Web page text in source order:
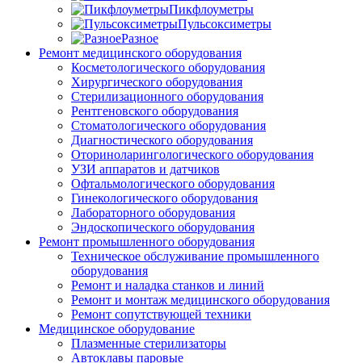
Пикфлоуметры
Пульсоксиметры
Разное
Ремонт медицинского оборудования
Косметологического оборудования
Хирургического оборудования
Стерилизационного оборудования
Рентгеновского оборудования
Стоматологического оборудования
Диагностического оборудования
Оториноларингологического оборудования
УЗИ аппаратов и датчиков
Офтальмологического оборудования
Гинекологического оборудования
Лабораторного оборудования
Эндоскопического оборудования
Ремонт промышленного оборудования
Техническое обслуживание промышленного
оборудования
Ремонт и наладка станков и линий
Ремонт и монтаж медицинского оборудования
Ремонт сопутствующей техники
Медицинское оборудование
Плазменные стерилизаторы
Автоклавы паровые